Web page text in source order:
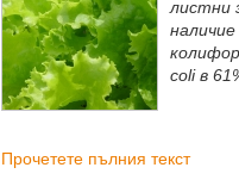
листни
сoli в
Прочетете пълния текст